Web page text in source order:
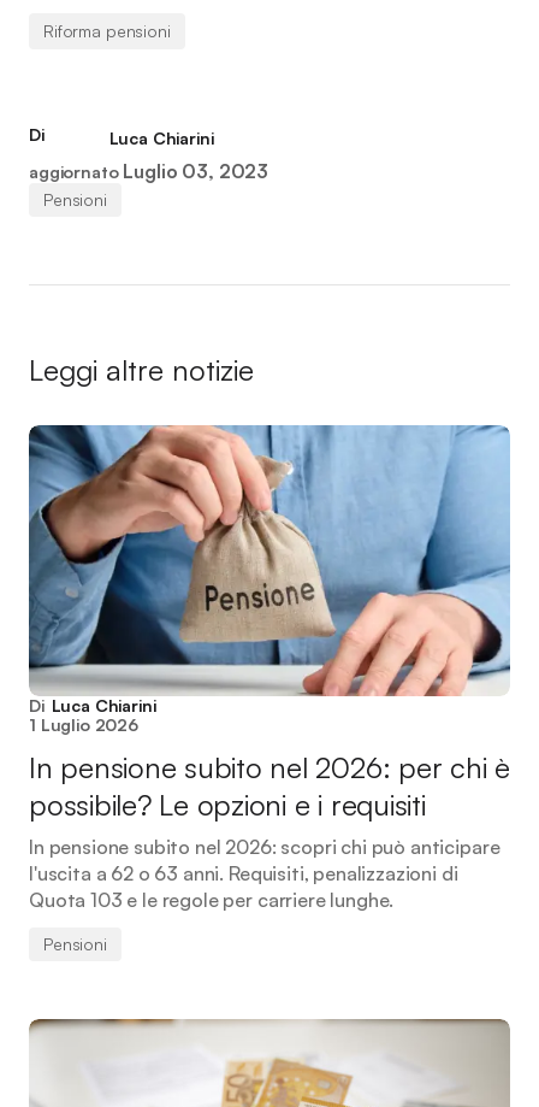
Riforma pensioni
Di
Luca Chiarini
aggiornato Luglio 03, 2023
Pensioni
Leggi altre notizie
Di Luca Chiarini
1 Luglio 2026
In pensione subito nel 2026: per chi è
possibile? Le opzioni e i requisiti
In pensione subito nel 2026: scopri chi può anticipare
l'uscita a 62 o 63 anni. Requisiti, penalizzazioni di
Quota 103 e le regole per carriere lunghe.
Pensioni